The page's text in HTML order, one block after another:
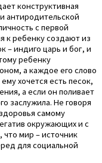
конструктивная
антиродительской
с первой
к ребенку создают из
– индиго царь и бог, и
ребенку
а каждое его слово
хочется есть песок,
а если он поливает
заслужила. Не говоря
самому
окружающих и с
мир – источник
для социальной